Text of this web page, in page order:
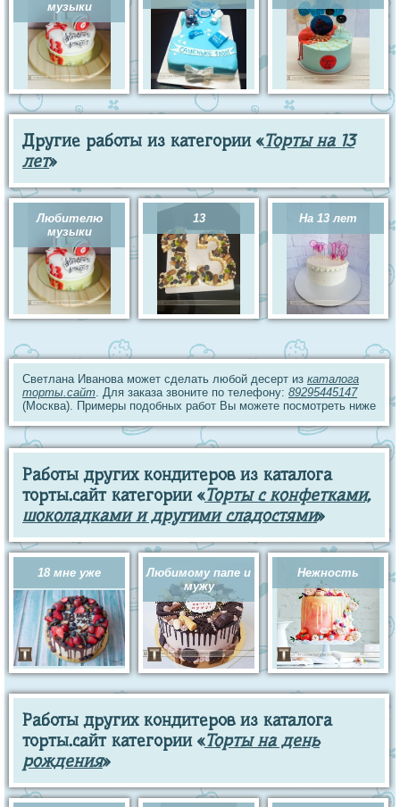
музыки
Другие работы из категории «Торты на 13
лет»
Любителю
музыки
13 На 13 лет
Светлана Иванова может сделать любой десерт из каталога
торты.сайт. Для заказа звоните по телефону: 89295445147
(Москва). Примеры подобных работ Вы можете посмотреть ниже
Работы других кондитеров из каталога
торты.сайт категории «Торты с конфетками,
шоколадками и другими сладостями»
18 мне уже
Любимому папе и
мужу
Нежность
Работы других кондитеров из каталога
торты.сайт категории «Торты на день
рождения»